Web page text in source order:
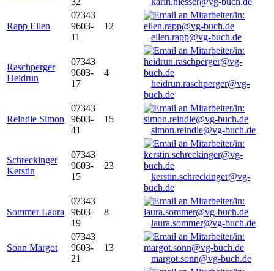
Rapp Ellen
07343
9603-
11
12
ellen.rapp@vg-buch.de
Raschperger
Heidrun
07343
9603-
17
4
heidrun.raschperger@vg-
buch.de
Reindle Simon
07343
9603-
41
15
simon.reindle@vg-buch.de
Schreckinger
Kerstin
07343
9603-
15
23
kerstin.schreckinger@vg-
buch.de
Sommer Laura
07343
9603-
19
8
laura.sommer@vg-buch.de
Sonn Margot
07343
9603-
21
13
margot.sonn@vg-buch.de